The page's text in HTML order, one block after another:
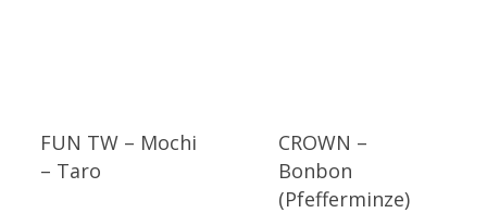
FUN TW – Mochi
– Taro
CROWN –
Bonbon
(Pfefferminze)